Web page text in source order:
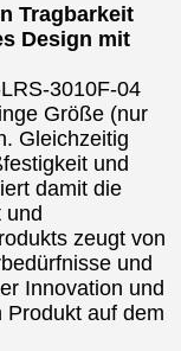
Tragbarkeit
Design mit
3010F-04
Größe (nur
Gleichzeitig
und
damit die
und
zeugt von
und
Innovation und
Produkt auf dem